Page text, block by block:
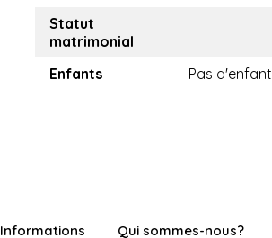
Statut
matrimonial
Enfants
Pas d'enfant
Informations Qui sommes-nous?